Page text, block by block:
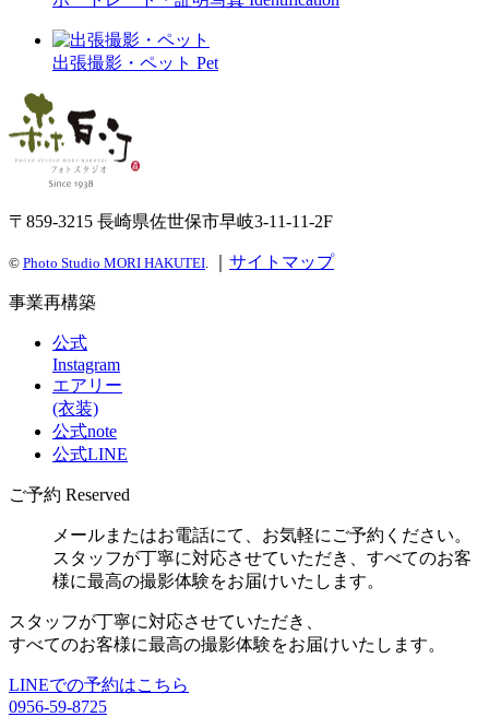
出張撮影・ペット Pet
〒859-3215 長崎県佐世保市早岐3-11-11-2F
© Photo Studio MORI HAKUTEI サイトマップ
事業再構築
公式
Instagram
エアリー
(衣装)
公式note
公式LINE
ご予約 Reserved
メールまたはお電話にて、お気軽にご予約ください。
スタッフが丁寧に対応させていただき、すべてのお客
様に最高の撮影体験をお届けいたします。
スタッフが丁寧に対応させていただき、
すべてのお客様に最高の撮影体験をお届けいたします。
LINEでの予約はこちら
0956-59-8725